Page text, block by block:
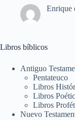
Enrique
Libros bíblicos
Antiguo
Pentateuco
Libros
Libros
Libros
Nuevo